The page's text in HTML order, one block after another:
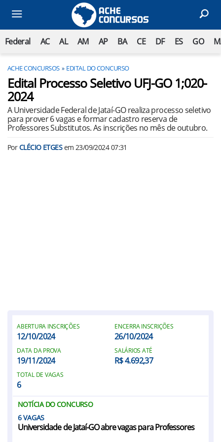
Federal AC AL AM AP BA CE DF ES GO
ACHE CONCURSOS EDITAL DO CONCURSO
Edital Processo Seletivo UFJ-GO 1;020-
2024
A Universidade Federal de Jataí-GO realiza processo seletivo
para prover 6 vagas e formar cadastro reserva de
Professores Substitutos. As inscrições no mês de outubro.
PorCLÉCIO ETGESem 23/09/2024 07:31
ABERTURA INSCRIÇÕES
12/10/2024
ENCERRA INSCRIÇÕES
26/10/2024
DATA DA PROVA
19/11/2024
SALÁRIOS ATÉ
R$ 4.692,37
TOTAL DE VAGAS
6
NOTÍCIA DO CONCURSO
6
Universidade de Jataí-GO abre vagas para Professores